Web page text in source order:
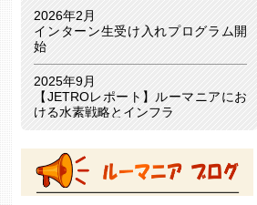
2026年2月
インターン生受け入れプログラム開
始
2025年9月
【JETROレポート】ルーマニアにお
ける水素戦略とインフラ
2025年9月26日
【セミナー･講演会】日・ルーマニア
エネルギーフォーラム